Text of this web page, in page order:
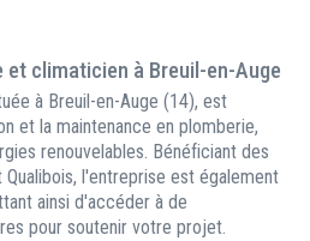
climaticien à Breuil-en-Auge
à Breuil-en-Auge (14), est
et la maintenance en plomberie,
renouvelables. Bénéficiant des
Qualibois, l'entreprise est également
ainsi d'accéder à de
pour soutenir votre projet.